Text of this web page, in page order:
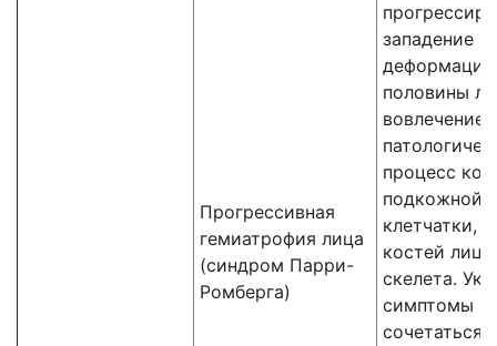
Прогрессивная
гемиатрофия лица
(синдром Парри-
Ромберга)
западение и
деформация
половины
процесс
подкожной
клетчатки,
костей
скелета.
симптомы
сочетаться с